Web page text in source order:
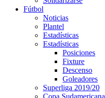
Fútbol
Noticias
Plantel
Estadísticas
Estadísticas
Posiciones
Fixture
Descenso
Goleadores
Superliga 2019/20
Copa Sudamericana